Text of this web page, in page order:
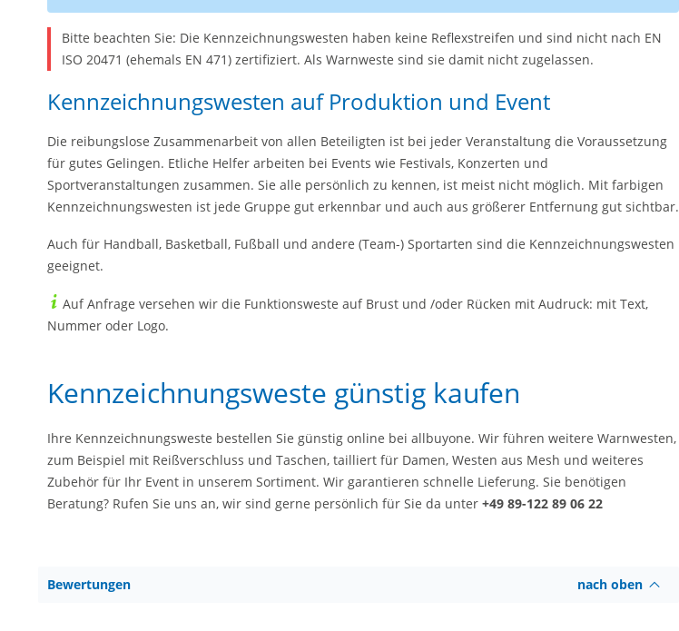
Bitte beachten Sie: Die Kennzeichnungswesten haben keine Reflexstreifen und sind nicht nach EN
ISO 20471 (ehemals EN 471) zertifiziert. Als Warnweste sind sie damit nicht zugelassen.
Kennzeichnungswesten auf Produktion und Event
Die reibungslose Zusammenarbeit von allen Beteiligten ist bei jeder Veranstaltung die Voraussetzung
für gutes Gelingen. Etliche Helfer arbeiten bei Events wie Festivals, Konzerten und
Sportveranstaltungen zusammen. Sie alle persönlich zu kennen, ist meist nicht möglich. Mit farbigen
Kennzeichnungswesten ist jede Gruppe gut erkennbar und auch aus größerer Entfernung gut sichtbar.
Auch für Handball, Basketball, Fußball und andere (Team-) Sportarten sind die Kennzeichnungswesten
geeignet.
Auf Anfrage versehen wir die Funktionsweste auf Brust und /oder Rücken mit Audruck: mit Text,
Nummer oder Logo.
Kennzeichnungsweste günstig kaufen
Ihre Kennzeichnungsweste bestellen Sie günstig online bei allbuyone. Wir führen weitere Warnwesten,
zum Beispiel mit Reißverschluss und Taschen, tailliert für Damen, Westen aus Mesh und weiteres
Zubehör für Ihr Event in unserem Sortiment. Wir garantieren schnelle Lieferung. Sie benötigen
Beratung? Rufen Sie uns an, wir sind gerne persönlich für Sie da unter +49 89-122 89 06 22
Bewertungen nach oben